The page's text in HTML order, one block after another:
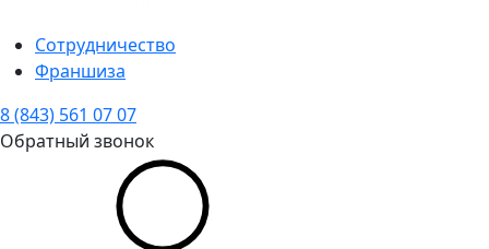
Сотрудничество
Франшиза
8 (843) 561 07 07
Обратный звонок